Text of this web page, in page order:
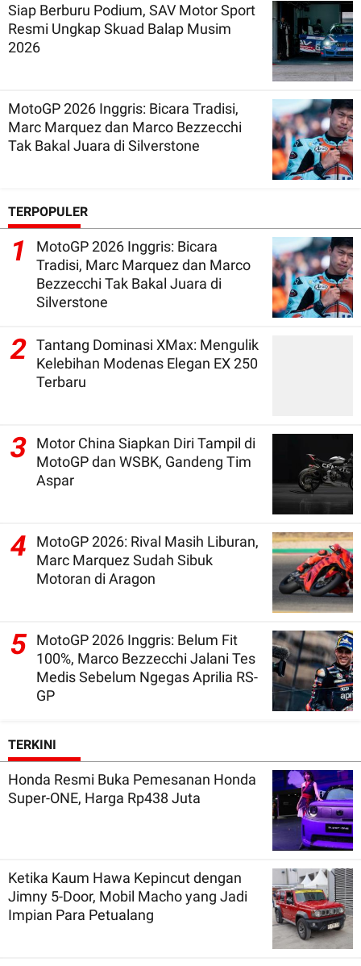
Siap Berburu Podium, SAV Motor Sport
Resmi Ungkap Skuad Balap Musim
2026
MotoGP 2026 Inggris: Bicara Tradisi,
Marc Marquez dan Marco Bezzecchi
Tak Bakal Juara di Silverstone
TERPOPULER
1
MotoGP 2026 Inggris: Bicara
Tradisi, Marc Marquez dan Marco
Bezzecchi Tak Bakal Juara di
Silverstone
2 Tantang Dominasi XMax: Mengulik
Kelebihan Modenas Elegan EX 250
Terbaru
3
Motor China Siapkan Diri Tampil di
MotoGP dan WSBK, Gandeng Tim
Aspar
4
MotoGP 2026: Rival Masih Liburan,
Marc Marquez Sudah Sibuk
Motoran di Aragon
5 MotoGP 2026 Inggris: Belum Fit
100%, Marco Bezzecchi Jalani Tes
Medis Sebelum Ngegas Aprilia RS-
GP
TERKINI
Honda Resmi Buka Pemesanan Honda
Super-ONE, Harga Rp438 Juta
Ketika Kaum Hawa Kepincut dengan
Jimny 5-Door, Mobil Macho yang Jadi
Impian Para Petualang